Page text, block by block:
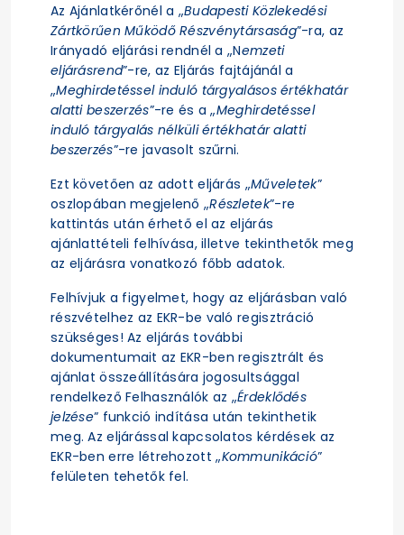
Az Ajánlatkérőnél a „Budapesti Közlekedési
Zártkörűen Működő Részvénytársaság”-ra, az
Irányadó eljárási rendnél a „Nemzeti
eljárásrend”-re, az Eljárás fajtájánál a
„Meghirdetéssel induló tárgyalásos értékhatár
alatti beszerzés”-re és a „Meghirdetéssel
induló tárgyalás nélküli értékhatár alatti
beszerzés”-re javasolt szűrni.
Ezt követően az adott eljárás „Műveletek”
oszlopában megjelenő „Részletek”-re
kattintás után érhető el az eljárás
ajánlattételi felhívása, illetve tekinthetők meg
az eljárásra vonatkozó főbb adatok.
Felhívjuk a figyelmet, hogy az eljárásban való
részvételhez az EKR-be való regisztráció
szükséges! Az eljárás további
dokumentumait az EKR-ben regisztrált és
ajánlat összeállítására jogosultsággal
rendelkező Felhasználók az „Érdeklődés
jelzése” funkció indítása után tekinthetik
meg. Az eljárással kapcsolatos kérdések az
EKR-ben erre létrehozott „Kommunikáció”
felületen tehetők fel.